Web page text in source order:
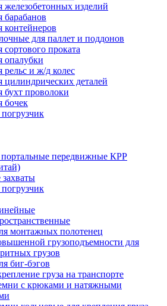
железобетонных изделий
барабанов
контейнеров
для паллет и поддонов
сортового проката
опалубки
рельс и ж/д колес
цилиндрических деталей
бухт проволоки
бочек
портальные передвижные КРР
монтажных полотенец
грузоподъемности для
грузов
биг-бэгов
груза на транспорте
с крюками и натяжными